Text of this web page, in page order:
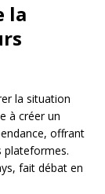
la
la situation
à créer un
offrant
plateformes.
fait débat en